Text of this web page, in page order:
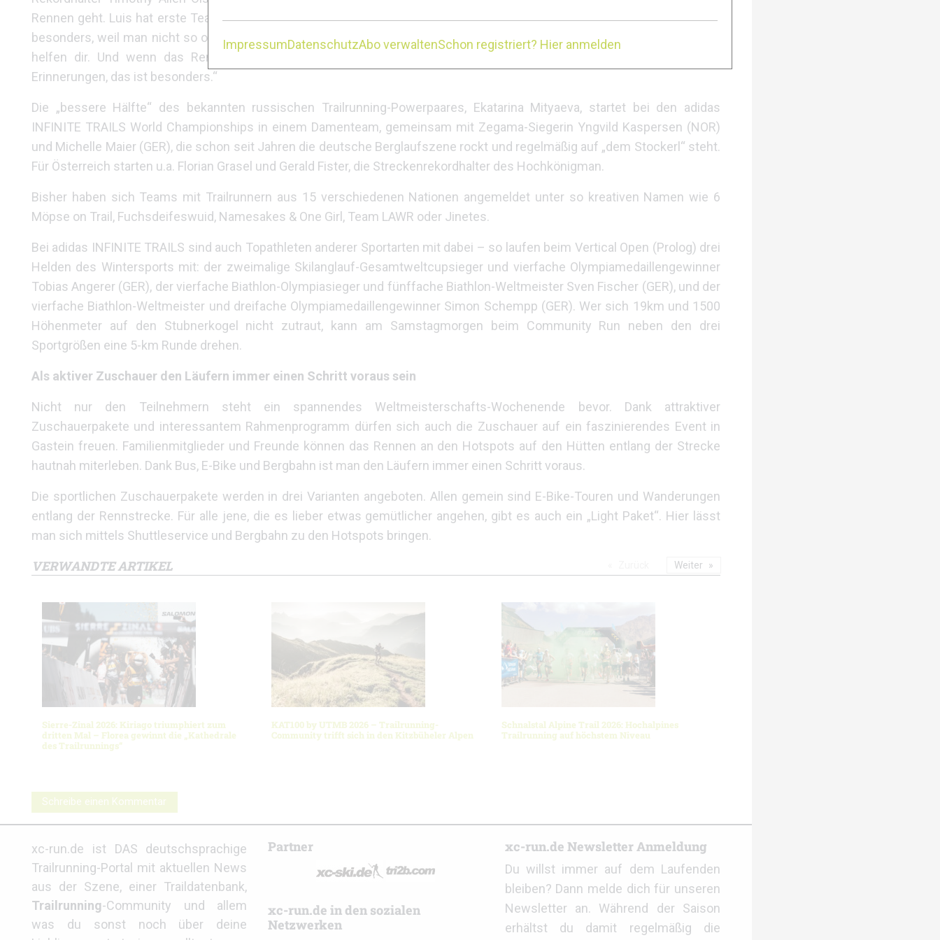
Rennen geht. Luis hat erste Teamrennerfahrung bei Ski-Mountaineering Events gesammelt. „Ich denke ein Teamrennen ist
besonders, weil man nicht so oft die Gelegenheit bekommt, als Team zu starten. Du hilfst deinen Teamkameraden und sie
helfen dir. Und wenn das Rennen vorbei ist, kann man gemeinsam feiern. Man teilt die gleichen Erfahrungen und
Erinnerungen, das ist besonders.“
Die „bessere Hälfte“ des bekannten russischen Trailrunning-Powerpaares, Ekatarina Mityaeva, startet bei den adidas
INFINITE TRAILS World Championships in einem Damenteam, gemeinsam mit Zegama-Siegerin Yngvild Kaspersen (NOR)
und Michelle Maier (GER), die schon seit Jahren die deutsche Berglaufszene rockt und regelmäßig auf „dem Stockerl“ steht.
Für Österreich starten u.a. Florian Grasel und Gerald Fister, die Streckenrekordhalter des Hochkönigman.
Bisher haben sich Teams mit Trailrunnern aus 15 verschiedenen Nationen angemeldet unter so kreativen Namen wie 6
Möpse on Trail, Fuchsdeifeswuid, Namesakes & One Girl, Team LAWR oder Jinetes.
Bei adidas INFINITE TRAILS sind auch Topathleten anderer Sportarten mit dabei – so laufen beim Vertical Open (Prolog) drei
Helden des Wintersports mit: der zweimalige Skilanglauf-Gesamtweltcupsieger und vierfache Olympiamedaillengewinner
Tobias Angerer (GER), der vierfache Biathlon-Olympiasieger und fünffache Biathlon-Weltmeister Sven Fischer (GER), und der
vierfache Biathlon-Weltmeister und dreifache Olympiamedaillengewinner Simon Schempp (GER). Wer sich 19km und 1500
Höhenmeter auf den Stubnerkogel nicht zutraut, kann am Samstagmorgen beim Community Run neben den drei
Sportgrößen eine 5-km Runde drehen.
Als aktiver Zuschauer den Läufern immer einen Schritt voraus sein
Nicht nur den Teilnehmern steht ein spannendes Weltmeisterschafts-Wochenende bevor. Dank attraktiver
Zuschauerpakete und interessantem Rahmenprogramm dürfen sich auch die Zuschauer auf ein faszinierendes Event in
Gastein freuen. Familienmitglieder und Freunde können das Rennen an den Hotspots auf den Hütten entlang der Strecke
hautnah miterleben. Dank Bus, E-Bike und Bergbahn ist man den Läufern immer einen Schritt voraus.
Die sportlichen Zuschauerpakete werden in drei Varianten angeboten. Allen gemein sind E-Bike-Touren und Wanderungen
entlang der Rennstrecke. Für alle jene, die es lieber etwas gemütlicher angehen, gibt es auch ein „Light Paket“. Hier lässt
man sich mittels Shuttleservice und Bergbahn zu den Hotspots bringen.
VERWANDTE ARTIKEL
Sierre-Zinal 2026: Kiriago triumphiert zum
dritten Mal – Florea gewinnt die „Kathedrale
des Trailrunnings“
KAT100 by UTMB 2026 – Trailrunning-
Community trifft sich in den Kitzbüheler Alpen
Schnalstal Alpine Trail 2026: Hochalpines
Trailrunning auf höchstem Niveau
Weiter
Schreibe einen Kommentar
xc-run.de ist DAS deutschsprachige
Trailrunning-Portal mit aktuellen News
aus der Szene, einer Traildatenbank,
Trailrunning-Community und allem
was du sonst noch über deine
Partner
xc-run.de in den sozialen
Netzwerken
xc-run.de Newsletter Anmeldung
Du willst immer auf dem Laufenden
bleiben? Dann melde dich für unseren
Newsletter an. Während der Saison
erhältst du damit regelmäßig die
ImpressumDatenschutzAbo verwaltenSchon registriert? Hier anmelden